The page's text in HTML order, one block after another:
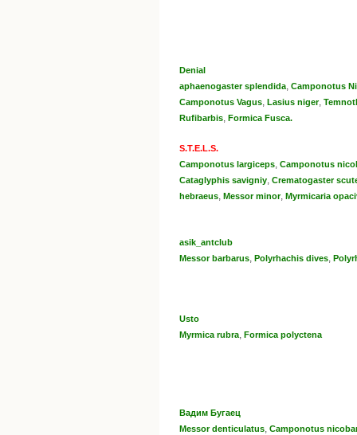
Denial
aphaenogaster splendida, Camponotus
Camponotus Vagus, Lasius niger,
Rufibarbis, Formica Fusca.
S.T.E.L.S.
Camponotus largiceps, Camponotus
Cataglyphis savigniy, Crematogaster
hebraeus, Messor minor, Myrmicaria
asik_antclub
Messor barbarus, Polyrhachis dives,
Usto
Myrmica rubra, Formica polyctena
Вадим Бугаец
Messor denticulatus, Camponotus